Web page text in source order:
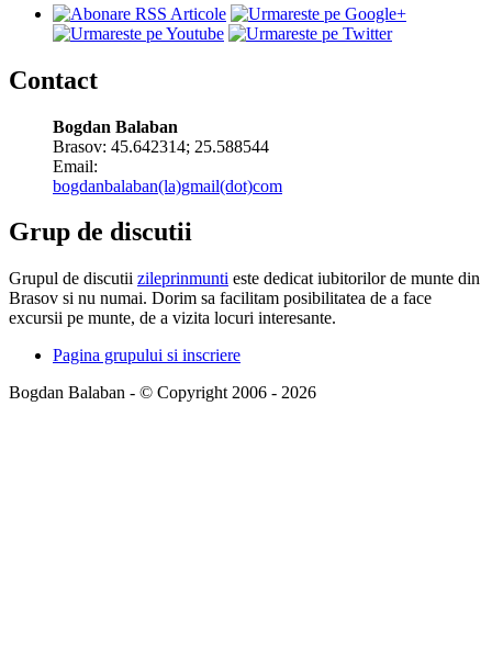
Contact
Bogdan Balaban
Brasov: 45.642314; 25.588544
Email:
bogdanbalaban(la)gmail(dot)com
Grup de discutii
Grupul de discutii zileprinmunti este dedicat iubitorilor de munte din
Brasov si nu numai. Dorim sa facilitam posibilitatea de a face
excursii pe munte, de a vizita locuri interesante.
Pagina grupului si inscriere
Bogdan Balaban - © Copyright 2006 - 2026